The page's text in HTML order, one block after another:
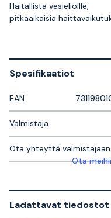
Haitallista vesieliöille,
pitkäaikaisia
Spesifikaatiot
EAN
Valmistaja
Ota yhteyttä valmistajaan
Ota
Ladattavat tiedostot